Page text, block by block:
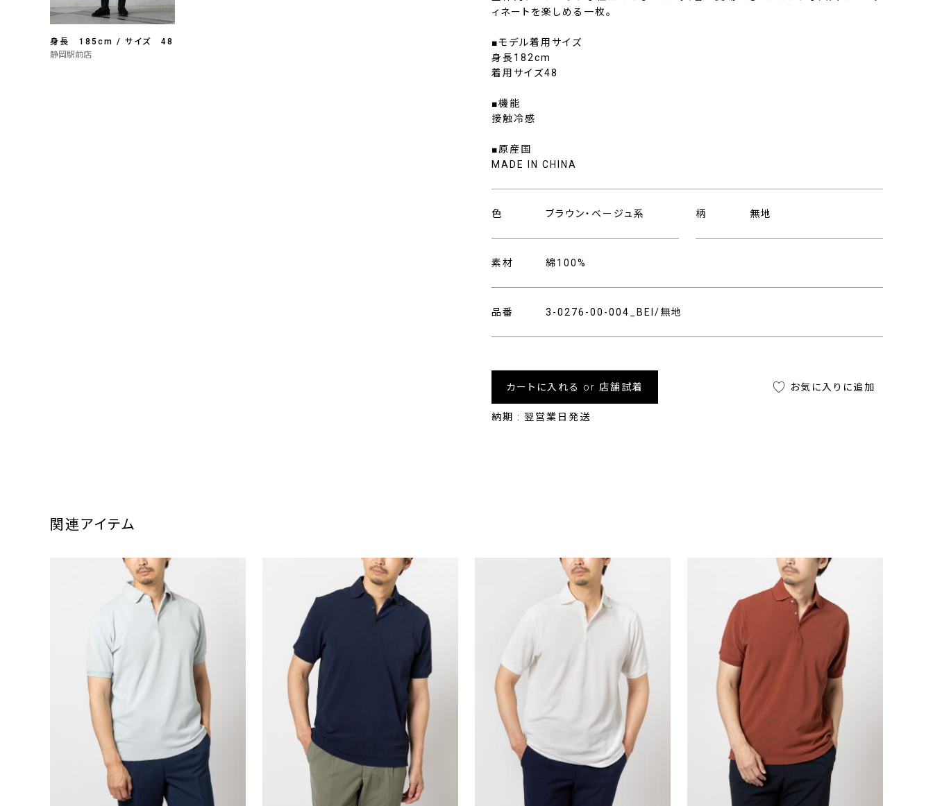
ィネートを楽しめる一枚。
■モデル着用サイズ
身長182cm
着用サイズ48
■機能
接触冷感
■原産国
MADE IN CHINA
色 ブラウン・ベージュ系 柄 無地
素材 綿100%
品番 3-0276-00-004_BEI/無地
カートに入れる or 店舗試着
納期 : 翌営業日発送
お気に入りに追加
身長 185cm / サイズ 48
静岡駅前店
関連アイテム